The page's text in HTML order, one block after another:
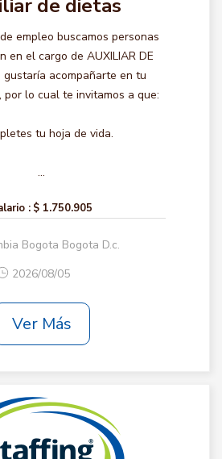
de dietas
empleo buscamos personas
en el cargo de AUXILIAR DE
gustaría acompañarte en tu
por lo cual te invitamos a que:
tu hoja de vida.
...
: $ 1.750.905
Bogota Bogota D.c.
2026/08/05
Ver Más